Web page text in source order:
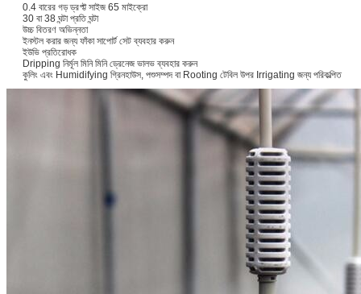
0.4 বারের গড় ড্রপ্ট্ট সাইজ 65 মাইক্রো
30 বা 38 ঘন্টা প্রতি ঘন্টা
উচ্চ বিতরণ অভিন্নতা
ইনস্টল করার জন্য ফাঁকা সাপোর্ট সেট ব্যবহার করুন
ইউভি প্রতিরোধক
Dripping নির্মূল মিনি মিনি ড্রেনেজ ভালভ ব্যবহার করুন
কুলিং এবং Humidifying গ্রিনহাউস, পশুসম্পদ বা Rooting টেবিল উপর Irrigating জন্য পরিকল্পিত